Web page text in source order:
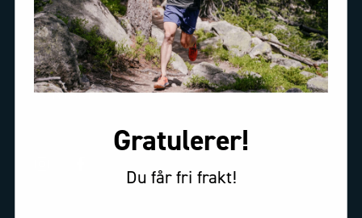
OM OSS
Bedriftsinformasjon
KONTAKT
Gratulerer!
Du får fri frakt!